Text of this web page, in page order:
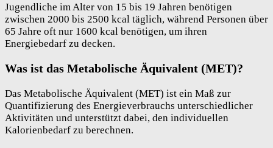
Jugendliche im Alter von 15 bis 19 Jahren benötigen
zwischen 2000 bis 2500 kcal täglich, während Personen über
65 Jahre oft nur 1600 kcal benötigen, um ihren
Energiebedarf zu decken.
Was ist das Metabolische Äquivalent (MET)?
Das Metabolische Äquivalent (MET) ist ein Maß zur
Quantifizierung des Energieverbrauchs unterschiedlicher
Aktivitäten und unterstützt dabei, den individuellen
Kalorienbedarf zu berechnen.